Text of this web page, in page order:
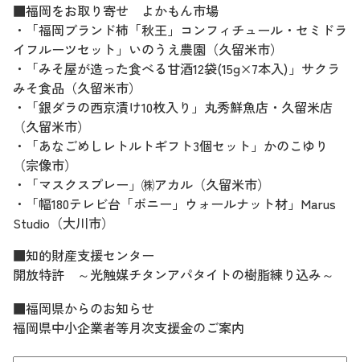
■福岡をお取り寄せ よかもん市場
・「福岡ブランド柿「秋王」コンフィチュール・セミドラ
イフルーツセット」いのうえ農園（久留米市）
・「みそ屋が造った食べる甘酒12袋(15g×7本入)」サクラ
みそ食品（久留米市）
・「銀ダラの西京漬け10枚入り」丸秀鮮魚店・久留米店
（久留米市）
・「あなごめしレトルトギフト3個セット」かのこゆり
（宗像市）
・「マスクスプレー」㈱アカル（久留米市）
・「幅180テレビ台「ボニー」ウォールナット材」Marus
Studio（大川市）
■知的財産支援センター
開放特許 ～光触媒チタンアパタイトの樹脂練り込み～
■福岡県からのお知らせ
福岡県中小企業者等月次支援金のご案内